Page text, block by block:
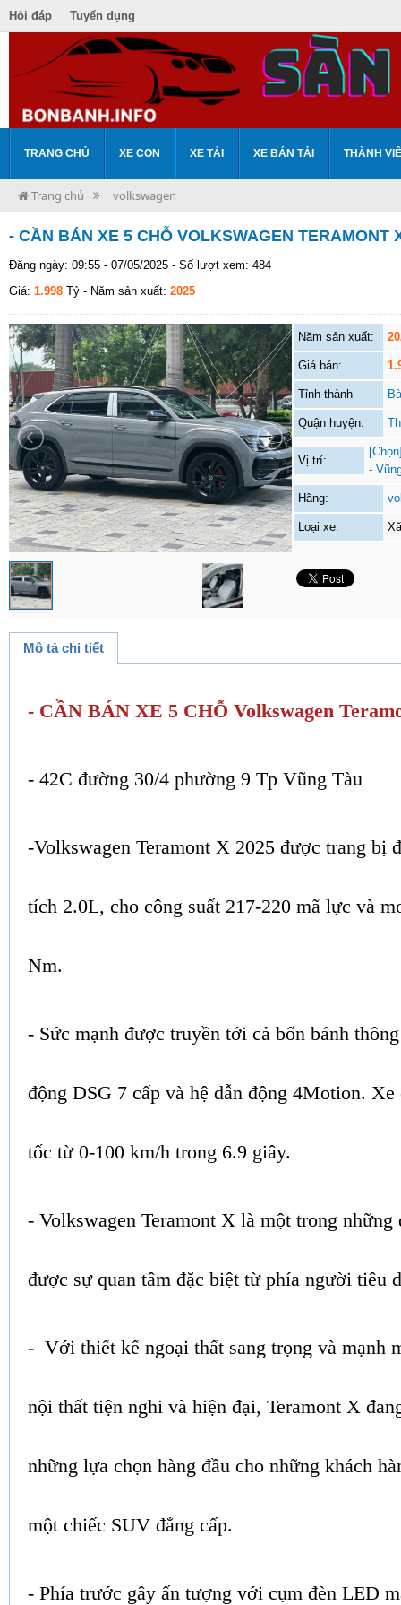
Hỏi đáp Tuyển dụng
TRANG CHỦ XE CON XE TẢI XE BÁN TẢI THÀNH
Trang chủ volkswagen
- CẦN BÁN XE 5 CHỖ VOLKSWAGEN TERAMONT
Đăng ngày: 09:55 - 07/05/2025 - Số lượt xem: 484
Giá: 1.998 Tỷ - Năm sản xuất: 2025
Năm sản xuất:
Giá bán:
Tỉnh thành
Quận huyện:
Vị trí:
-
Hãng:
Loại xe:
Mô tả chi tiết
- CẦN BÁN XE 5 CHỖ Volkswagen
- 42C đường 30/4 phường 9 Tp Vũng Tàu
-Volkswagen Teramont X 2025 được trang bị
tích 2.0L, cho công suất 217-220 mã lực và
Nm.
- Sức mạnh được truyền tới cả bốn bánh
động DSG 7 cấp và hệ dẫn động 4Motion. Xe
tốc từ 0-100 km/h trong 6.9 giây.
- Volkswagen Teramont X là một trong những
được sự quan tâm đặc biệt từ phía người tiêu
- Với thiết kế ngoại thất sang trọng và mạnh
nội thất tiện nghi và hiện đại, Teramont X
những lựa chọn hàng đầu cho những khách
một chiếc SUV đẳng cấp.
- Phía trước gây ấn tượng với cụm đèn LED